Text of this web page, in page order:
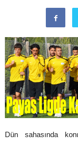
Dün sahasında